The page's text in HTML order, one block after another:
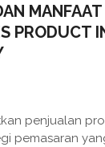
PRODUCT
penjualan
pemasaran